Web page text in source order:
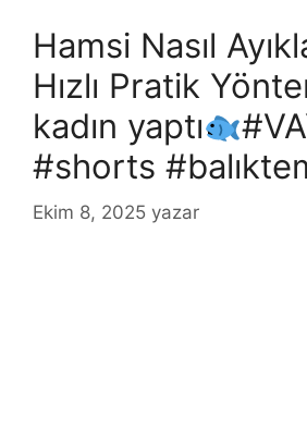
Hamsi Nasıl
Hızlı Pratik
kadın yaptı
#shorts
Ekim 8, 2025 yazar